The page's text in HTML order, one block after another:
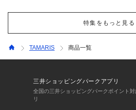
特集をもっと見る
TAMARIS 商品一覧
三井ショッピングパークアプリ
全国の三井ショッピングパークポイント
リ